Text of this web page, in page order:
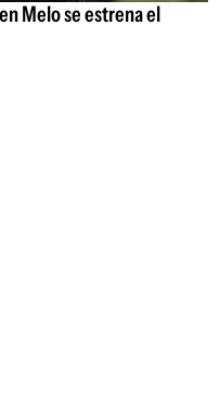
Melo se estrena el